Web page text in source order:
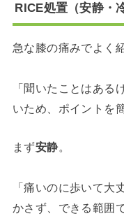
RICE処置（安静・
急な膝の痛みでよく
「聞いたことはある
いため、ポイントを
まず安静。
「痛いのに歩いて大
かさず、できる範囲